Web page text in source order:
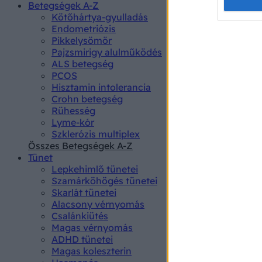
Betegségek A-Z
Kötőhártya-gyulladás
Endometriózis
Pikkelysömör
Pajzsmirigy alulműködés
ALS betegség
PCOS
Hisztamin intolerancia
Crohn betegség
Rühesség
Lyme-kór
Szklerózis multiplex
Összes Betegségek A-Z
Tünet
Lepkehimlő tünetei
Szamárköhögés tünetei
Skarlát tünetei
Alacsony vérnyomás
Csalánkiütés
Magas vérnyomás
ADHD tünetei
Magas koleszterin